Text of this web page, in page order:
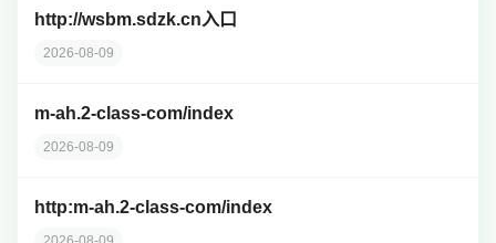
http://wsbm.sdzk.cn入口
2026-08-09
m-ah.2-class-com/index
2026-08-09
http:m-ah.2-class-com/index